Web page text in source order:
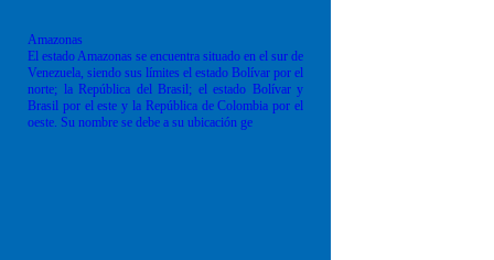
Amazonas
El estado Amazonas se encuentra situado en el sur de
Venezuela, siendo sus límites el estado Bolívar por el
norte; la República del Brasil; el estado Bolívar y
Brasil por el este y la República de Colombia por el
oeste. Su nombre se debe a su ubicación ge